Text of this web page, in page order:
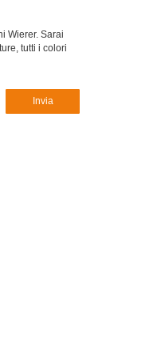
Wierer. Sarai
tutti i colori
Invia